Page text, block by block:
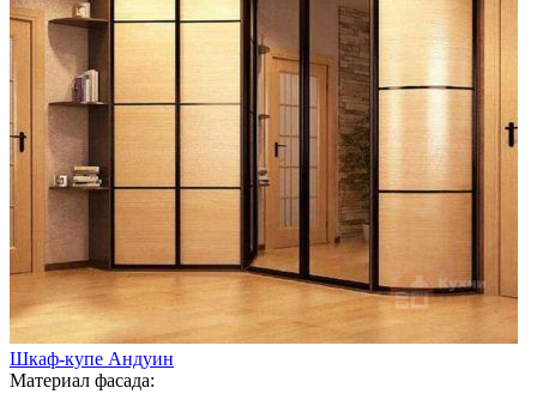
Шкаф-купе Андуин
Материал фасада: